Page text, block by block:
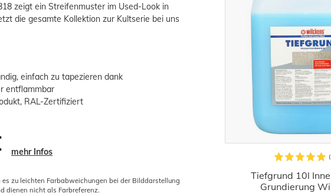
zeigt ein Streifenmuster im Used-Look in
die gesamte Kollektion zur Kultserie bei uns
einfach zu tapezieren dank
entflammbar
RAL-Zertifiziert
mehr Infos
zu leichten Farbabweichungen bei der Bilddarstellung
dienen nicht als Farbreferenz.
1x Rollkleister Instant Vlieskleister
Tapeten Kleister 200g
Tiefgrund 10l
Grundierung